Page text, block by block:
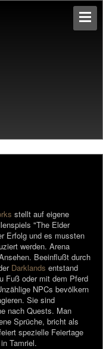
stellt auf eigene
"The Elder
Erfolg und es mussten
werden. Arena
Beeinflußt durch
Darklands entstand
Fuß oder mit dem Pferd
NPCs bevölkern
Sie sind
nach Quests. Man
Sprüche, bricht als
spezielle Feiertage
Tamriel.